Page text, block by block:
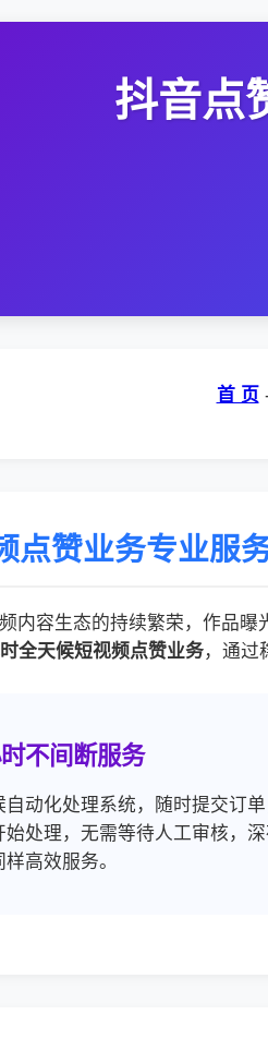
抖音点
首 页
点赞业务专业服
内容生态的持续繁荣，作品
全天候短视频点赞业务，通过
不间断服务
自动化处理系统，随时提交订单
始处理，无需等待人工审核，
高效服务。